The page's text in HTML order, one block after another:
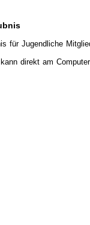
für Jugendliche
direkt am